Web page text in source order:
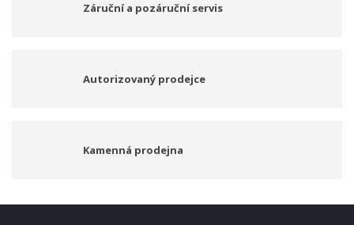
Záruční a pozáruční servis
Autorizovaný prodejce
Kamenná prodejna